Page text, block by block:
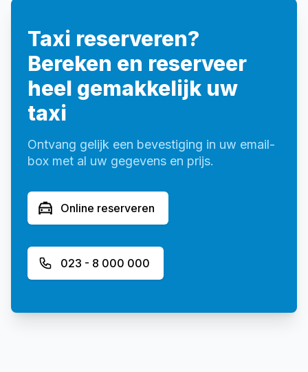
Taxi reserveren?
Bereken en reserveer
heel gemakkelijk uw
taxi
Ontvang gelijk een bevestiging in uw email-
box met al uw gegevens en prijs.
Online reserveren
023 - 8 000 000